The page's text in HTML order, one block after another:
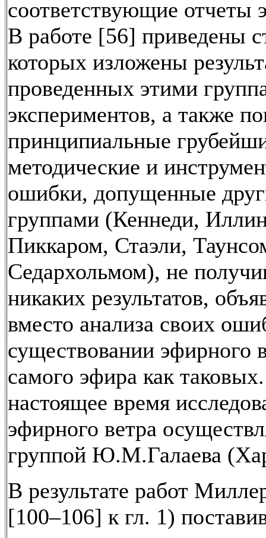
соответствующие отчеты
В работе [56] приведены
которых изложены
проведенных этими
экспериментов, а также
принципиальные
методические и
ошибки, допущенные
группами (Кеннеди,
Пиккаром, Стаэли,
Седархольмом), не
никаких результатов,
вместо анализа своих
существовании эфирного
самого эфира как
настоящее время
эфирного ветра
группой Ю.М.Галаева
В результате работ
[100–106] к гл. 1)